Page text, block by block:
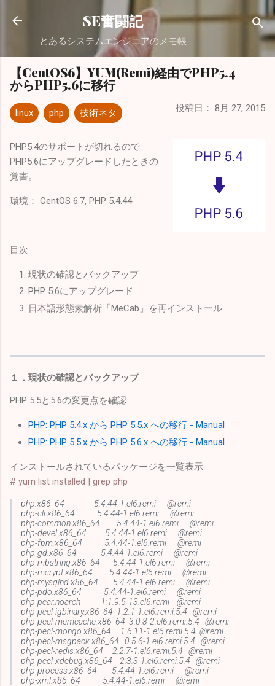
スキップしてメイン コンテンツに移動
SE奮闘記
とあるシステムエンジニアのメモ帳
【CentOS6】YUM(Remi)経由でPHP5.4
からPHP5.6に移行
linux php 技術ネタ 投稿日： 8月 27, 2015
PHP5.4のサポートが切れるので
PHP5.6にアップグレードしたときの
覚書。
環境： CentOS 6.7, PHP 5.4.44
目次
現状の確認とバックアップ
PHP 5.6にアップグレード
日本語形態素解析「MeCab」を再インストール
１．現状の確認とバックアップ
PHP 5.5と5.6の変更点を確認
PHP: PHP 5.4.x から PHP 5.5.x への移行 - Manual
PHP: PHP 5.5.x から PHP 5.6.x への移行 - Manual
インストールされているパッケージを一覧表示
# yum list installed | grep php
php.x86_64 5.4.44-1.el6.remi @remi
php-cli.x86_64 5.4.44-1.el6.remi @remi
php-common.x86_64 5.4.44-1.el6.remi @remi
php-devel.x86_64 5.4.44-1.el6.remi @remi
php-fpm.x86_64 5.4.44-1.el6.remi @remi
php-gd.x86_64 5.4.44-1.el6.remi @remi
php-mbstring.x86_64 5.4.44-1.el6.remi @remi
php-mcrypt.x86_64 5.4.44-1.el6.remi @remi
php-mysqlnd.x86_64 5.4.44-1.el6.remi @remi
php-pdo.x86_64 5.4.44-1.el6.remi @remi
php-pear.noarch 1:1.9.5-13.el6.remi @remi
php-pecl-igbinary.x86_64 1.2.1-1.el6.remi.5.4 @remi
php-pecl-memcache.x86_64 3.0.8-2.el6.remi.5.4 @remi
php-pecl-mongo.x86_64 1.6.11-1.el6.remi.5.4 @remi
php-pecl-msgpack.x86_64 0.5.6-1.el6.remi.5.4 @remi
php-pecl-redis.x86_64 2.2.7-1.el6.remi.5.4 @remi
php-pecl-xdebug.x86_64 2.3.3-1.el6.remi.5.4 @remi
php-process.x86_64 5.4.44-1.el6.remi @remi
php-xml.x86_64 5.4.44-1.el6.remi @remi